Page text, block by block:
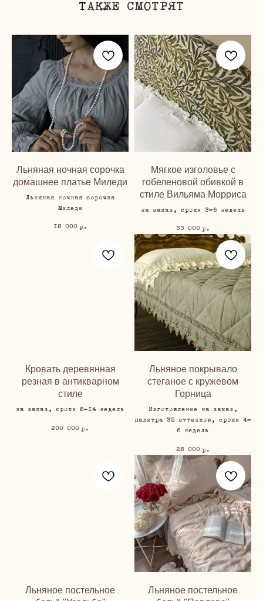
ТАКЖЕ СМОТРЯТ
Льняная ночная сорочка
домашнее платье Миледи
Льняная ночная сорочка
Миледи
18 000 р.
Мягкое изголовье с
гобеленовой обивкой в
стиле Вильяма Морриса
на заказ, сроки 3-6 недель
33 000 р.
Кровать деревянная
резная в антикварном
стиле
на заказ, сроки 8-14 недель
200 000 р.
Льняное покрывало
стеганое с кружевом
Горница
Изготовление на заказ,
палитра 35 оттенков, сроки 4-
6 недель
28 000 р.
Льняное постельное
Льняное постельное